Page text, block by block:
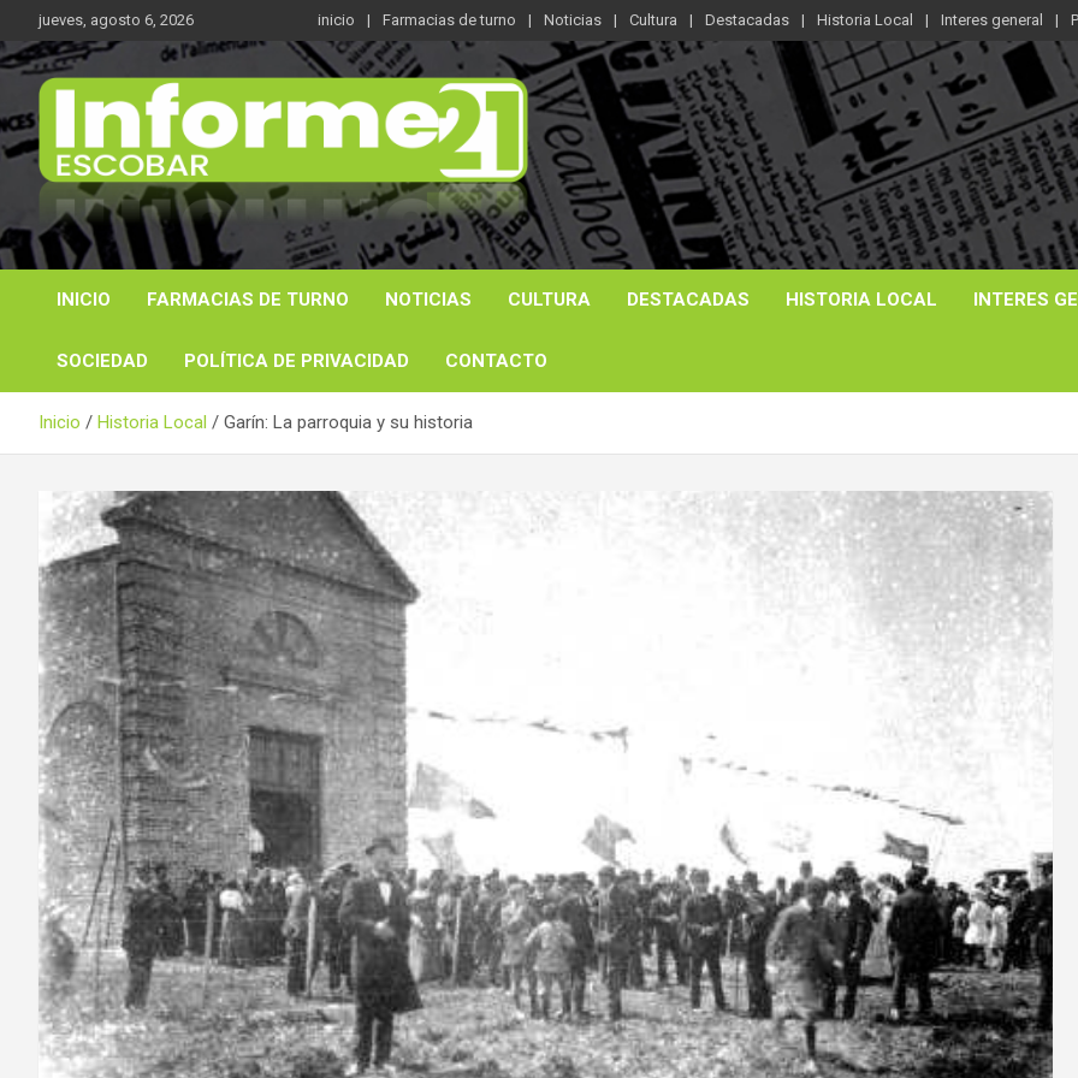
Saltar
al
contenido
jueves, agosto 6, 2026 inicio Farmacias de turno Noticias Cultura Destacadas Historia Local Interes general
Informe 21
Noticas reales
INICIO FARMACIAS DE TURNO NOTICIAS CULTURA DESTACADAS HISTORIA LOCAL INTERES
SOCIEDAD POLÍTICA DE PRIVACIDAD CONTACTO
Inicio Historia Local Garín: La parroquia y su historia